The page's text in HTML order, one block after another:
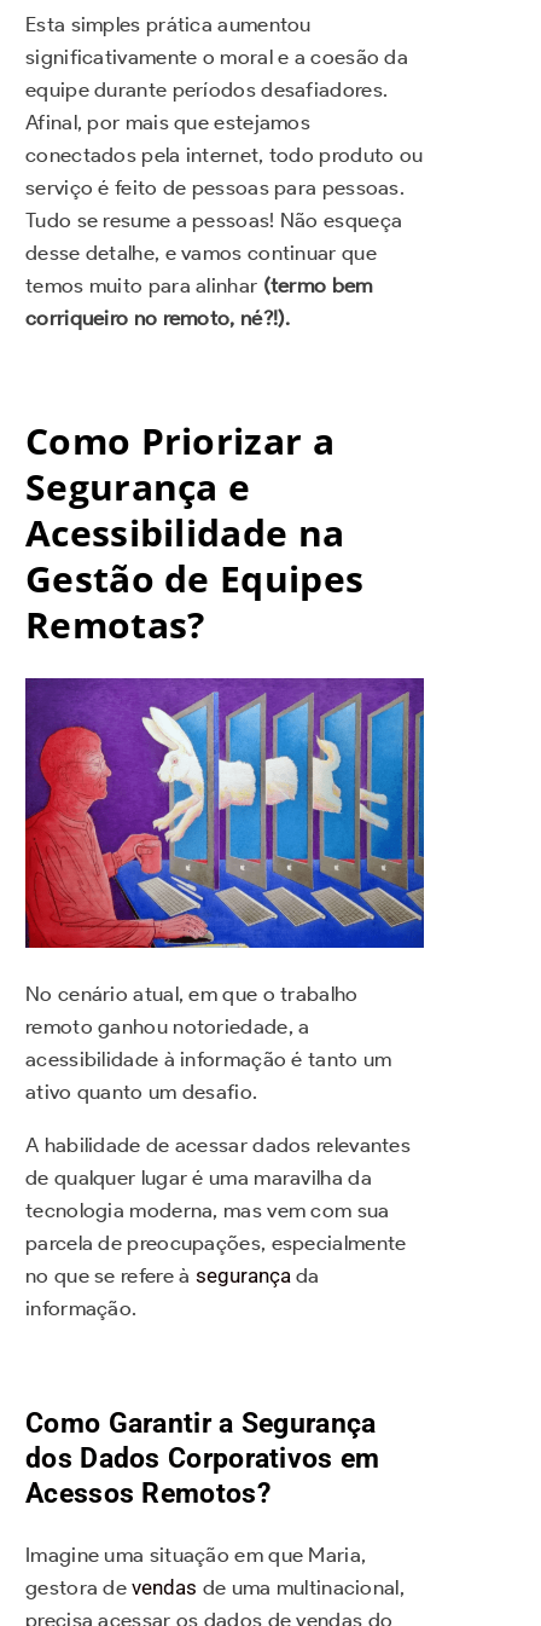
Esta simples prática aumentou
significativamente o moral e a coesão da
equipe durante períodos desafiadores.
Afinal, por mais que estejamos
conectados pela internet, todo produto ou
serviço é feito de pessoas para pessoas.
Tudo se resume a pessoas! Não esqueça
desse detalhe, e vamos continuar que
temos muito para alinhar (termo bem
corriqueiro no remoto, né?!).
Como Priorizar a
Segurança e
Acessibilidade na
Gestão de Equipes
Remotas?
No cenário atual, em que o trabalho
remoto ganhou notoriedade, a
acessibilidade à informação é tanto um
ativo quanto um desafio.
A habilidade de acessar dados relevantes
de qualquer lugar é uma maravilha da
tecnologia moderna, mas vem com sua
parcela de preocupações, especialmente
no que se refere à segurança da
informação.
Como Garantir a Segurança
dos Dados Corporativos em
Acessos Remotos?
Imagine uma situação em que Maria,
gestora devendas de uma multinacional,
precisa acessar os dados de vendas do